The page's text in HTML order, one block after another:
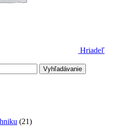
Hriadeľ
Vyhľadávanie
(21)